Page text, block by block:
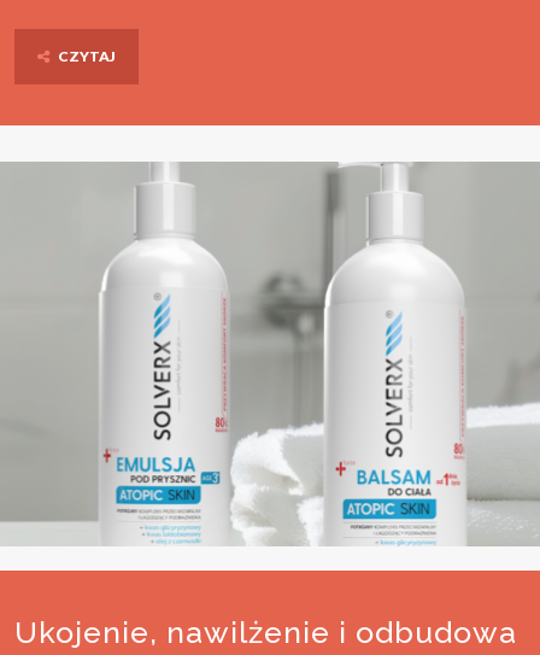
CZYTAJ
Ukojenie, nawilżenie i odbudowa